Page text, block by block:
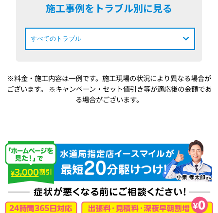
施工事例をトラブル別に見る
※料金・施工内容は一例です。施工現場の状況により異なる場合が
ございます。
※キャンペーン・セット値引き等が適応後の金額であ
る場合がございます。